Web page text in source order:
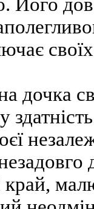
дочка